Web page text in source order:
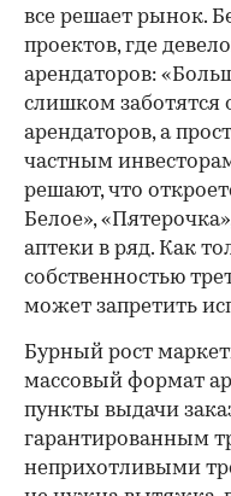
все решает рынок.
проектов, где
арендаторов:
слишком заботятся
арендаторов, а
частным
решают, что
Белое»,
аптеки в ряд. Как
собственностью
может запретить
Бурный рост
массовый формат
пункты выдачи
гарантированным
неприхотливыми